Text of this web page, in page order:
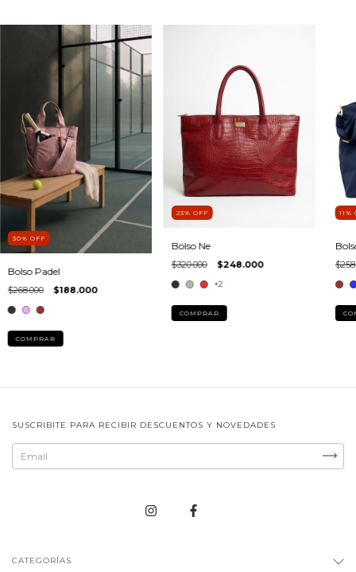
30% OFF
Bolso Padel
$268.000 $188.000
COMPRAR
23% OFF
Bolso Ne
$320.000 $248.000
+2
COMPRAR
11%
SUSCRIBITE PARA RECIBIR DESCUENTOS Y NOVEDADES
CATEGORÍAS